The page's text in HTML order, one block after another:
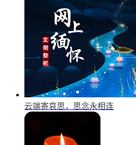
云端寄哀思，思念永相连